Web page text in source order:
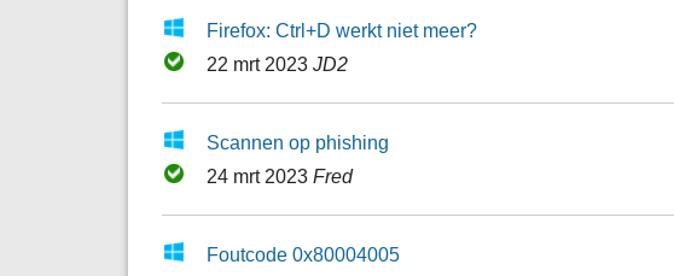
Firefox: Ctrl+D werkt niet meer?
22 mrt 2023 JD2
Scannen op phishing
24 mrt 2023 Fred
Foutcode 0x80004005